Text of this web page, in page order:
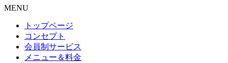
MENU
トップページ
コンセプト
会員制サービス
メニュー＆料金